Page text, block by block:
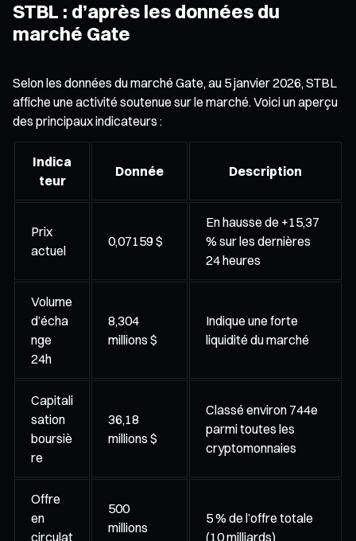
STBL : d’après les données du
marché Gate
Selon les données du marché Gate, au 5 janvier 2026, STBL
affiche une activité soutenue sur le marché. Voici un aperçu
des principaux indicateurs :
Indica
teur
Donnée Description
Prix
actuel
0,07159 $
En hausse de +15,37
% sur les dernières
24 heures
Volume
d’écha
nge
24h
8,304
millions $
Indique une forte
liquidité du marché
Capitali
sation
boursiè
re
36,18
millions $
Classé environ 744e
parmi toutes les
cryptomonnaies
Offre
en
circulat
500
millions
5 % de l’offre totale
(10 milliards)